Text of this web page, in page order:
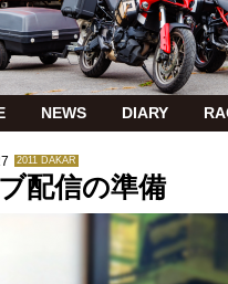
NEWS DIARY
2011 DAKAR
配信の準備